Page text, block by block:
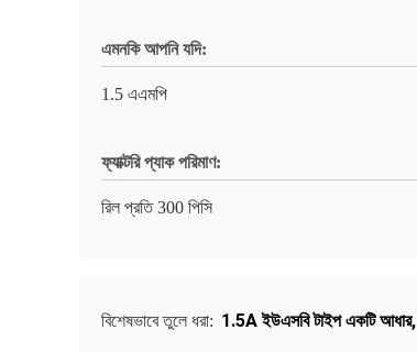
এমনকি আপনি যদি:
1.5 এএমপি
ফ্যাক্টরি প্যাক পরিমাণ:
রিল প্রতি 300 পিসি
বিশেষভাবে তুলে ধরা: 1.5A ইউএসবি টাইপ একটি আধার,